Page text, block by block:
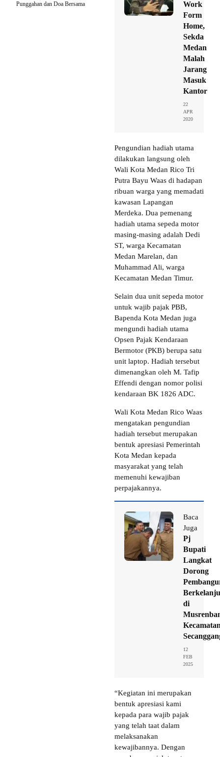
Work
Form
Home,
Sekda
Medan
Malah
Jarang
Masuk
Kantor
22
APR
2020
Pengundian hadiah utama
dilakukan langsung oleh
Wali Kota Medan Rico Tri
Putra Bayu Waas di hadapan
ribuan warga yang memadati
kawasan Lapangan
Merdeka. Dua pemenang
hadiah utama sepeda motor
masing-masing adalah Dedi
ST, warga Kecamatan
Medan Marelan, dan
Muhammad Ali, warga
Kecamatan Medan Timur.
Selain dua unit sepeda motor
untuk wajib pajak PBB,
Bapenda Kota Medan juga
mengundi hadiah utama
Opsen Pajak Kendaraan
Bermotor (PKB) berupa satu
unit laptop. Hadiah tersebut
dimenangkan oleh M. Tafip
Effendi dengan nomor polisi
kendaraan BK 1826 ADC.
Wali Kota Medan Rico Waas
mengatakan pengundian
hadiah tersebut merupakan
bentuk apresiasi Pemerintah
Kota Medan kepada
masyarakat yang telah
memenuhi kewajiban
perpajakannya.
Baca
Juga
Pj
Bupati
Langkat
Dorong
di
12
FEB
2025
“Kegiatan ini merupakan
bentuk apresiasi kami
kepada para wajib pajak
yang telah taat dalam
melaksanakan
kewajibannya. Dengan
Punggahan dan Doa Bersama